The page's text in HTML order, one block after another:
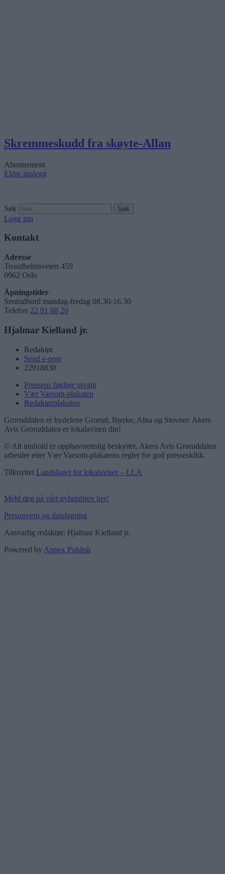
Skremmeskudd fra skøyte-Allan
Abonnement
Eldre innlegg
Søk
Logg inn
Kontakt
Adresse
Trondheimsveien 459
0962 Oslo
Åpningstider
Sentralbord mandag-fredag 08.30-16.30
Telefon 22 91 88 20
Hjalmar Kielland jr.
Redaktør
Send e-post
22918830
Pressens faglige utvalg
Vær Varsom-plakaten
Redaktørplakaten
Groruddalen er bydelene Grorud, Bjerke, Alna og Stovner. Akers
Avis Groruddalen er lokalavisen din!
© Alt innhold er opphavsrettslig beskyttet. Akers Avis Groruddalen
arbeider etter Vær Varsom-plakatens regler for god presseskikk.
Tilknyttet Landslaget for lokalaviser – LLA
Meld deg på vårt nyhetsbrev her!
Personvern og datalagring
Ansvarlig redaktør: Hjalmar Kielland jr.
Powered by Appex Publish